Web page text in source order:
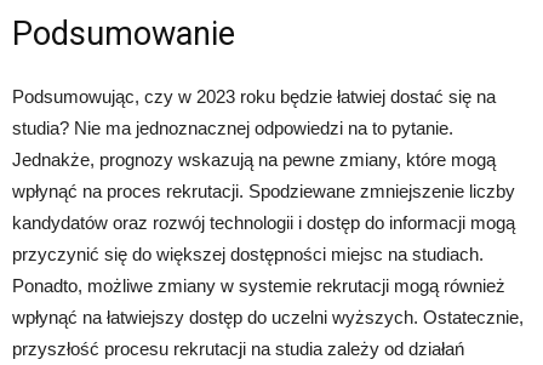
Podsumowanie
Podsumowując, czy w 2023 roku będzie łatwiej dostać się na
studia? Nie ma jednoznacznej odpowiedzi na to pytanie.
Jednakże, prognozy wskazują na pewne zmiany, które mogą
wpłynąć na proces rekrutacji. Spodziewane zmniejszenie liczby
kandydatów oraz rozwój technologii i dostęp do informacji mogą
przyczynić się do większej dostępności miejsc na studiach.
Ponadto, możliwe zmiany w systemie rekrutacji mogą również
wpłynąć na łatwiejszy dostęp do uczelni wyższych. Ostatecznie,
przyszłość procesu rekrutacji na studia zależy od działań